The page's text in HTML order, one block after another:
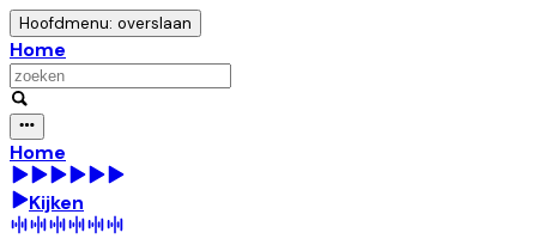
Hoofdmenu: overslaan
Home
Home
Kijken